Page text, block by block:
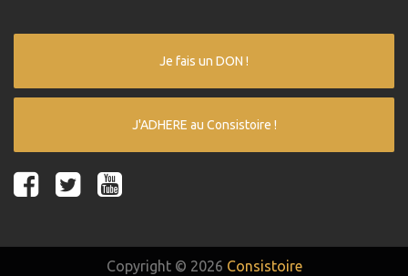
Je fais un DON !
J'ADHERE au Consistoire !
Copyright © 2026 Consistoire